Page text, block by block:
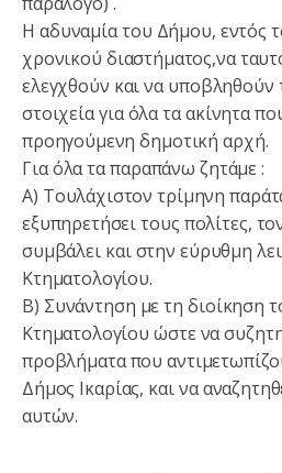
Η αδυναμία του Δήμου, εντός
χρονικού διαστήματος,να
ελεγχθούν και να υποβληθούν
στοιχεία για όλα τα ακίνητα
προηγούμενη δημοτική αρχή.
Για όλα τα παραπάνω ζητάμε :
Α) Τουλάχιστον τρίμηνη
εξυπηρετήσει τους πολίτες,
συμβάλει και στην εύρυθμη
Κτηματολογίου.
Β) Συνάντηση με τη διοίκηση
Κτηματολογίου ώστε να
προβλήματα που
Δήμος Ικαρίας, και να
αυτών.